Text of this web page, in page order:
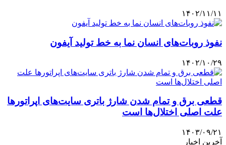
۱۴۰۲/۱۱/۱۱
نفوذ روبات‌های انسان نما به خط تولید آیفون
۱۴۰۲/۱۰/۲۹
قطعی برق و تمام شدن شارژ باتری سایت‌های اپراتورها
علت اصلی اختلال‌ها است
۱۴۰۳/۰۹/۲۱
آخرین اخبار